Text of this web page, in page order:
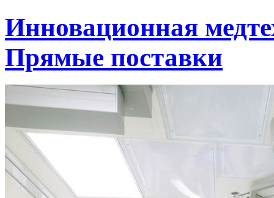
Инновационная
Прямые поставки